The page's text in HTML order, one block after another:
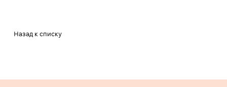
Назад к списку